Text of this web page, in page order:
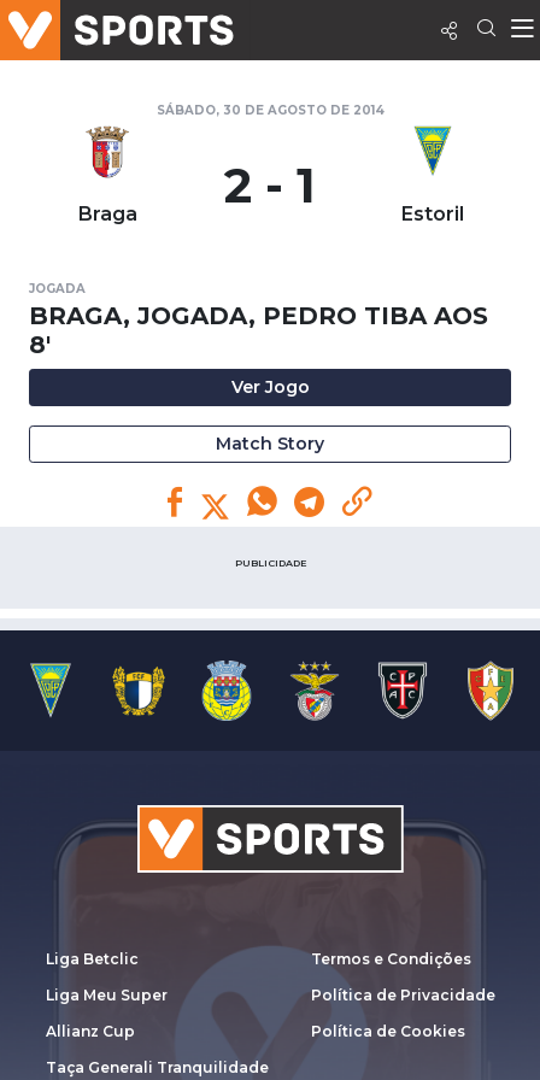
SÁBADO, 30 DE AGOSTO DE 2014
Braga 2 - 1 Estoril
JOGADA
BRAGA, JOGADA, PEDRO TIBA AOS
8'
Ver Jogo
Match Story
PUBLICIDADE
Liga Betclic
Liga Meu Super
Allianz Cup
Taça Generali Tranquilidade
Termos e Condições
Política de Privacidade
Política de Cookies